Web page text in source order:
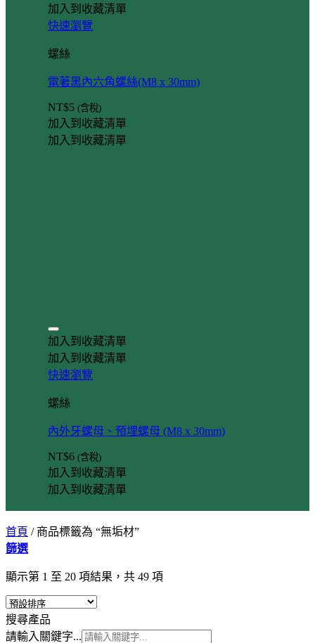
加入到收藏清單
快速瀏覽
螺絲
電著黑內六角螺絲(M8 x 30mm)
NT$5 (含稅)
加入到收藏清單
加入到收藏清單
加入到收藏清單
加入到收藏清單
快速瀏覽
螺絲
內外牙螺母、預埋螺母 (M8 x 30mm)
NT$6 (含稅)
加入到收藏清單
加入到收藏清單
首頁 /商品標籤為 “無垢材”
篩選
顯示第 1 至 20 項結果，共 49 項
搜尋產品
請輸入關鍵字...